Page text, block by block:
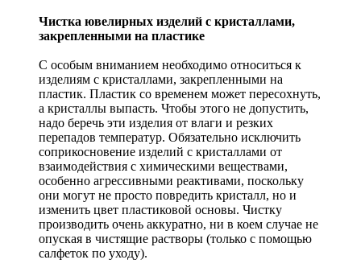
Чистка ювелирных изделий с кристаллами,
закрепленными на пластике
С особым вниманием необходимо относиться к
изделиям с кристаллами, закрепленными на
пластик. Пластик со временем может пересохнуть,
а кристаллы выпасть. Чтобы этого не допустить,
надо беречь эти изделия от влаги и резких
перепадов температур. Обязательно исключить
соприкосновение изделий с кристаллами от
взаимодействия с химическими веществами,
особенно агрессивными реактивами, поскольку
они могут не просто повредить кристалл, но и
изменить цвет пластиковой основы. Чистку
производить очень аккуратно, ни в коем случае не
опуская в чистящие растворы (только с помощью
салфеток по уходу).